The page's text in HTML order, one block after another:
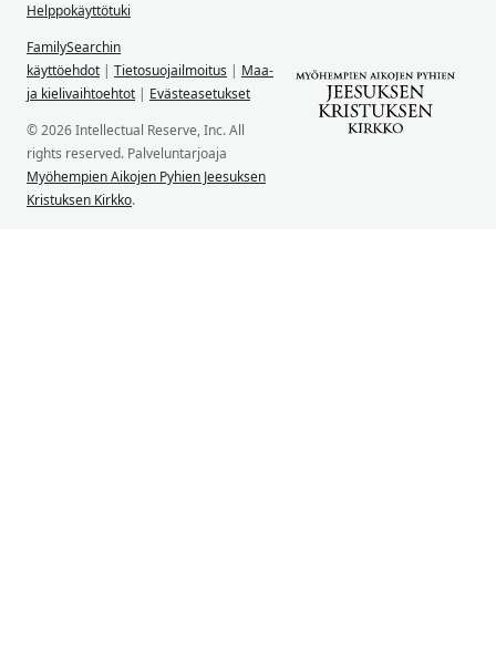
Helppokäyttötuki
FamilySearchin
käyttöehdot | Tietosuojailmoitus | Maa-
ja kielivaihtoehtot | Evästeasetukset
© 2026 Intellectual Reserve, Inc. All
rights reserved. Palveluntarjoaja
Myöhempien Aikojen Pyhien Jeesuksen
Kristuksen Kirkko.